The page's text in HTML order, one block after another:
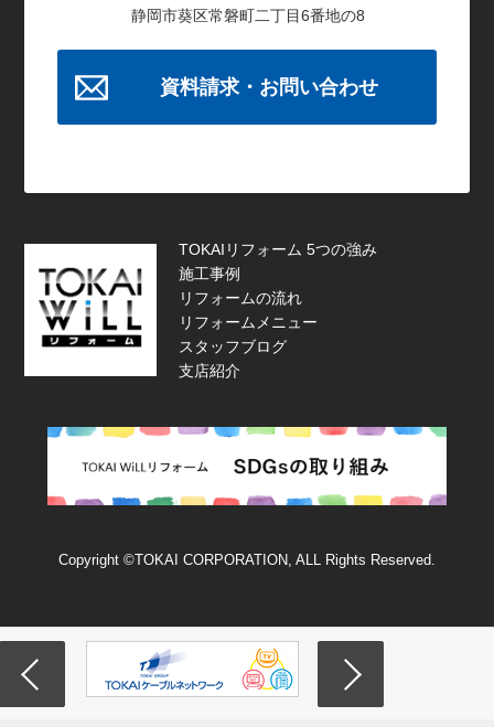
静岡市葵区常磐町二丁目6番地の8
資料請求・お問い合わせ
TOKAIリフォーム 5つの強み
施工事例
リフォームの流れ
リフォームメニュー
スタッフブログ
支店紹介
Copyright ©TOKAI CORPORATION, ALL Rights Reserved.